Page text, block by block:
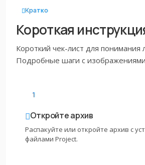
Кратко
Короткая
Короткий чек-лист для понимания
Подробные шаги с
1
Откройте архив
Распакуйте или откройте архив с
файлами Project.